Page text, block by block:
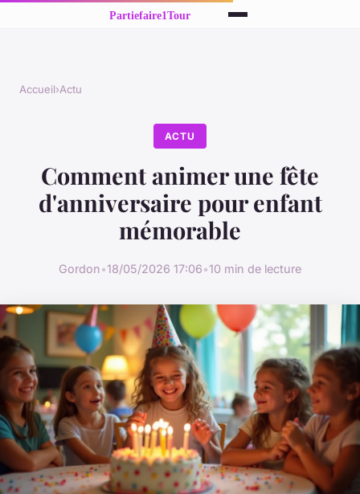
Accueil›Actu
ACTU
Comment animer une fête
d'anniversaire pour enfant
mémorable
Gordon•18/05/2026 17:06•10 min de lecture